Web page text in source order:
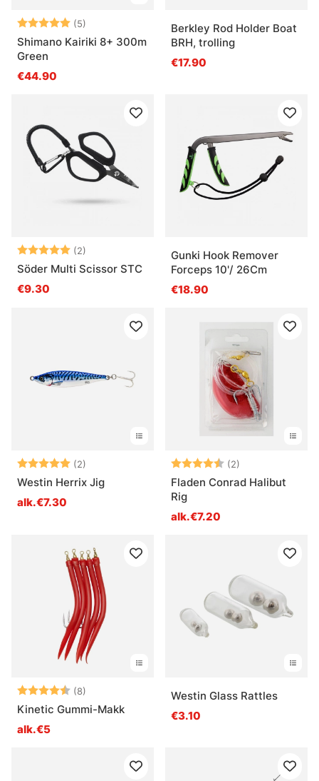
Arvio: (5)
5.0 5:sta tähdestä
Shimano Kairiki 8+ 300m
Green
€44.90
Berkley Rod Holder Boat
BRH, trolling
€17.90
Arvio: (2)
5.0 5:sta tähdestä
Söder Multi Scissor STC
€9.30
Gunki Hook Remover
Forceps 10'/ 26Cm
€18.90
Arvio: (2)
5.0 5:sta tähdestä
Westin Herrix Jig
alk.€7.30
Arvio: (2)
Fladen Conrad Halibut
Rig
alk.€7.20
Arvio: (8)
4.6 5:sta tähdestä
Kinetic Gummi-Makk
alk.€5
Westin Glass Rattles
€3.10